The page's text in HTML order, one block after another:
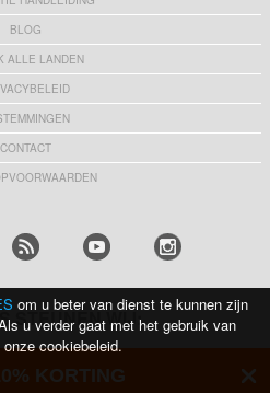
BLOG
ALLE LANDEN
CONTACT
STEUNEN WIJ:
KORTING
om u beter van dienst te kunnen zijn
u verder gaat met het gebruik van
cookiebeleid.